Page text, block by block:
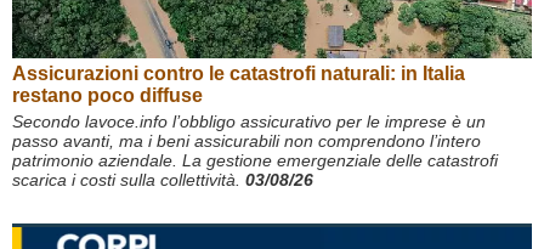
Assicurazioni contro le catastrofi naturali: in Italia
restano poco diffuse
Secondo lavoce.info l’obbligo assicurativo per le imprese è un
passo avanti, ma i beni assicurabili non comprendono l’intero
patrimonio aziendale. La gestione emergenziale delle catastrofi
scarica i costi sulla collettività. 03/08/26